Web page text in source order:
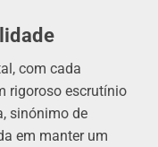
com cada
rigoroso escrutínio
sinónimo de
em manter um